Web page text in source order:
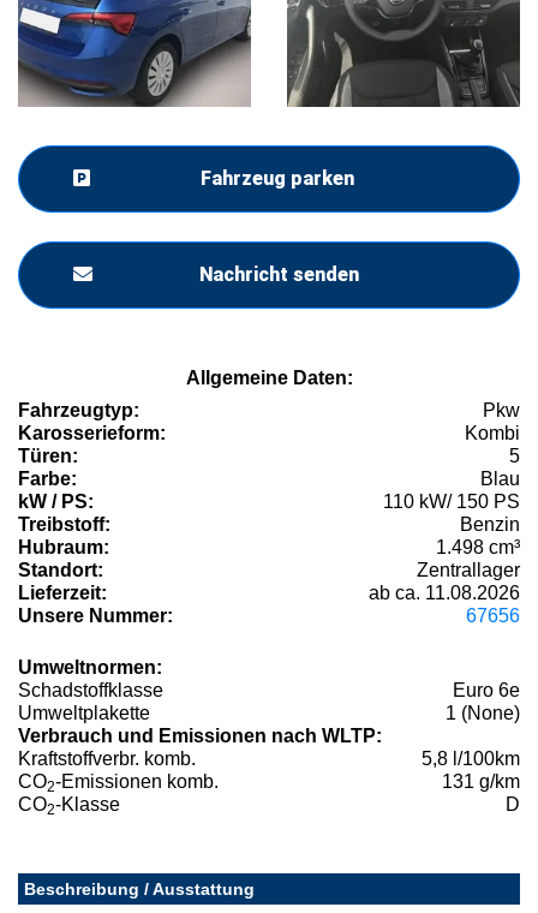
Fahrzeug parken
Nachricht senden
Allgemeine Daten:
Fahrzeugtyp:
Pkw
Karosserieform:
Kombi
Türen:
5
Farbe:
Blau
kW / PS:
110 kW/ 150 PS
Treibstoff:
Benzin
Hubraum:
1.498 cm³
Standort:
Zentrallager
Lieferzeit:
ab ca. 11.08.2026
Unsere Nummer:
67656
Umweltnormen:
Schadstoffklasse
Euro 6e
Umweltplakette
1 (None)
Verbrauch und Emissionen nach WLTP:
Kraftstoffverbr. komb.
5,8 l/100km
CO2-Emissionen komb.
131 g/km
CO2-Klasse D
Beschreibung / Ausstattung